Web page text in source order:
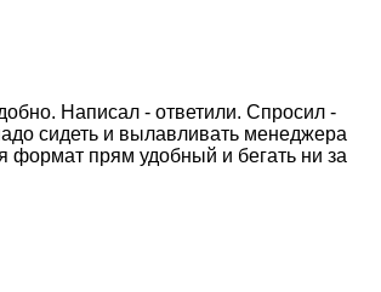
Написал - ответили. Спросил -
сидеть и вылавливать менеджера
формат прям удобный и бегать ни за